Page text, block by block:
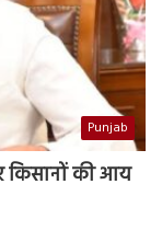
Punjab
किसानों की आय